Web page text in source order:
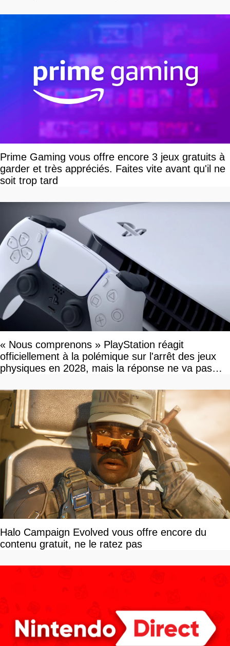
Prime Gaming vous offre encore 3 jeux gratuits à
garder et très appréciés. Faites vite avant qu'il ne
soit trop tard
« Nous comprenons » PlayStation réagit
officiellement à la polémique sur l'arrêt des jeux
physiques en 2028, mais la réponse ne va pas
Halo Campaign Evolved vous offre encore du
contenu gratuit, ne le ratez pas